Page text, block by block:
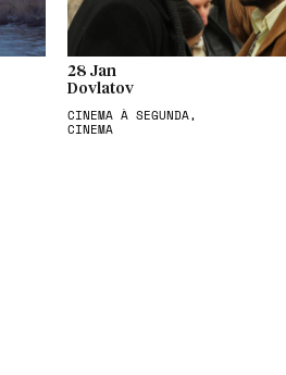
28 Jan
Dovlatov
CINEMA À SEGUNDA,
CINEMA